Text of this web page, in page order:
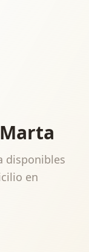
disponibles
en